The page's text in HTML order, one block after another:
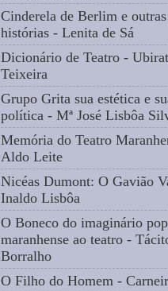
Cinderela de Berlim e outras
histórias - Lenita de Sá
Dicionário de Teatro -
Teixeira
Grupo Grita sua estética e
política - Mª José Lisbôa
Memória do Teatro
Aldo Leite
Nicéas Dumont: O Gavião
Inaldo Lisbôa
O Boneco do imaginário
maranhense ao teatro -
Borralho
O Filho do Homem -